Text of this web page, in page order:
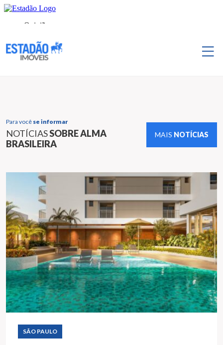
Para você se informar
NOTÍCIASSOBRE ALMA
BRASILEIRA
MAIS NOTÍCIAS
SÃO PAULO